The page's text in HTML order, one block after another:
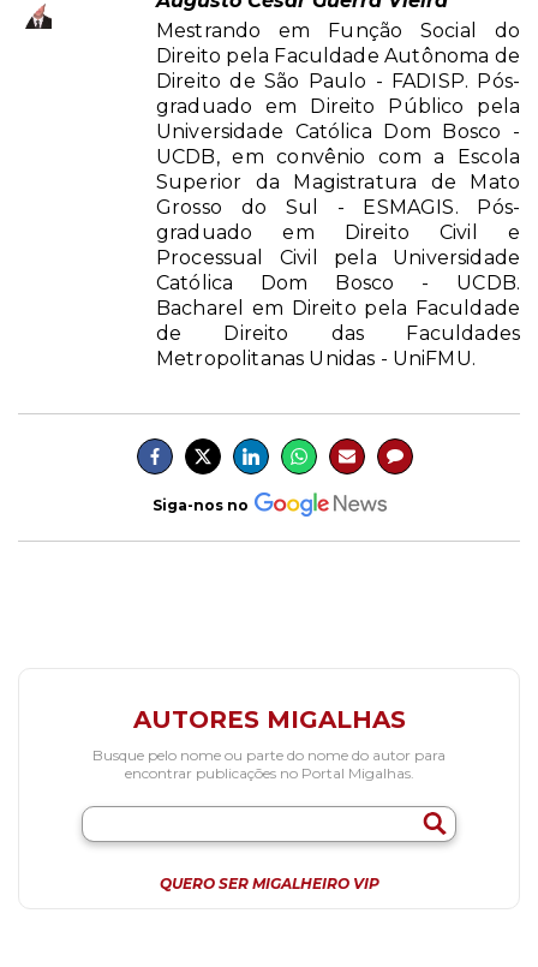
Mestrando em Função Social do
Direito pela Faculdade Autônoma de
Direito de São Paulo - FADISP. Pós-
graduado em Direito Público pela
Universidade Católica Dom Bosco -
UCDB, em convênio com a Escola
Superior da Magistratura de Mato
Grosso do Sul - ESMAGIS. Pós-
graduado em Direito Civil e
Processual Civil pela Universidade
Católica Dom Bosco - UCDB.
Bacharel em Direito pela Faculdade
de Direito das Faculdades
Metropolitanas Unidas - UniFMU.
Siga-nos no
AUTORES MIGALHAS
Busque pelo nome ou parte do nome do autor para
encontrar publicações no Portal Migalhas.
QUERO SER MIGALHEIRO VIP